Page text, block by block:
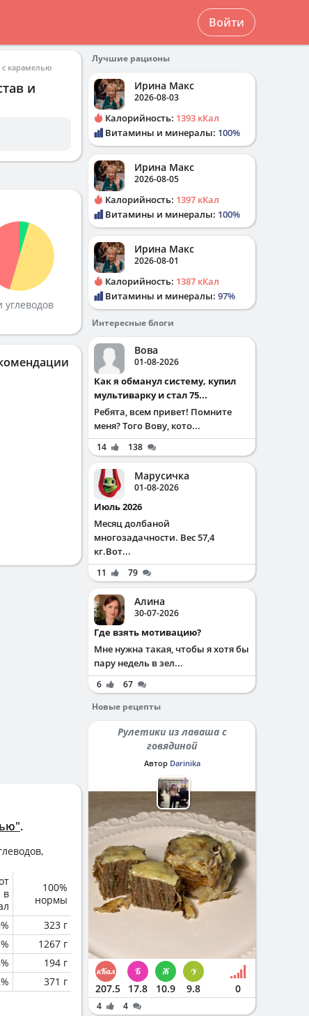
Войти
с карамелью
и
.
в
100%
нормы
323 г
1267 г
194 г
371 г
Лучшие рационы
Ирина Макс
2026-08-03
Калорийность: 1393 кКал
Витамины и минералы: 100%
Ирина Макс
2026-08-05
Калорийность: 1397 кКал
Витамины и минералы: 100%
Ирина Макс
2026-08-01
Калорийность: 1387 кКал
Витамины и минералы: 97%
Интересные блоги
Вова
01-08-2026
Как я обманул систему, купил
мультиварку и стал 75...
Ребята, всем привет! Помните
меня? Того Вову, кото...
14 138
Марусичка
01-08-2026
Июль 2026
Месяц долбаной
многозадачности. Вес 57,4
кг.Вот...
11 79
Алина
30-07-2026
Где взять мотивацию?
Мне нужна такая, чтобы я хотя бы
пару недель в зел...
6
67
Новые рецепты
Рулетики из лаваша с
говядиной
Автор Darinika
207.5 17.8 10.9 9.8 0
4 4